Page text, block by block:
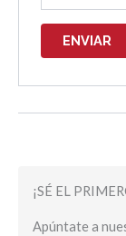
¡SÉ EL
Apúntate a